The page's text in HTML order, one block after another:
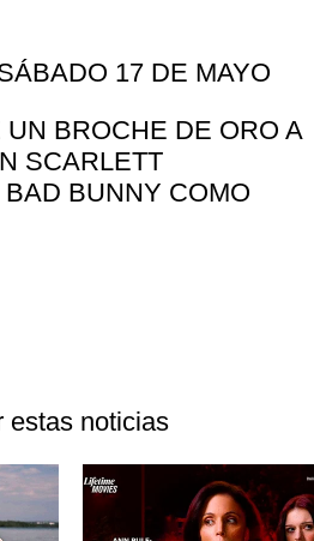
17 DE MAYO
BROCHE DE ORO A
SCARLETT
BUNNY COMO
estas noticias